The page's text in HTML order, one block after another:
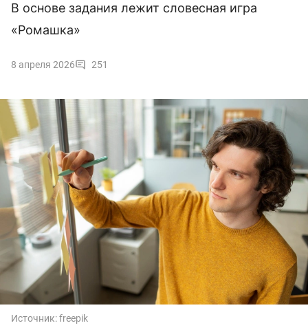
В основе задания лежит словесная игра
«Ромашка»
8 апреля 2026 251
Источник:freepik